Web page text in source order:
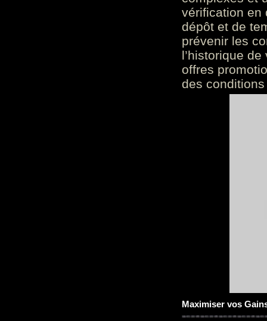
vérification en
dépôt et de
prévenir les
l’historique
offres
des
Maximiser vos